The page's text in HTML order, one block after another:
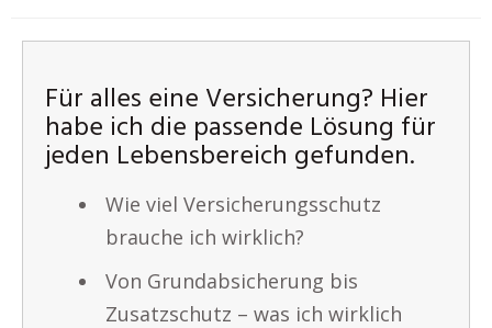
Für alles eine Versicherung? Hier
habe ich die passende Lösung für
jeden Lebensbereich gefunden.
Wie viel Versicherungsschutz
brauche ich wirklich?
Von Grundabsicherung bis
Zusatzschutz – was ich wirklich